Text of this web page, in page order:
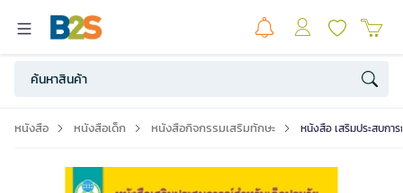
หนังสือ หนังสือเด็ก หนังสือกิจกรรมเสริมทักษะ หนังสือ เสริมประสบก